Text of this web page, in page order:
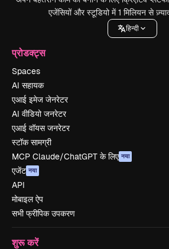
एजेंसियों और स्टूडियो में 1 मिलियन से
हिन्दी
प्रोडक्ट्स
Spaces
AI सहायक
एआई इमेज जेनरेटर
AI वीडियो जनरेटर
एआई वॉयस जनरेटर
स्टॉक सामग्री
MCP Claude/ChatGPT के लिए नया
एजेंट नया
API
मोबाइल ऐप
सभी फ्रीपिक उपकरण
शुरू करें